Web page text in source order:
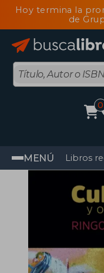
Hoy termina la
de
0
MENÚ Libros